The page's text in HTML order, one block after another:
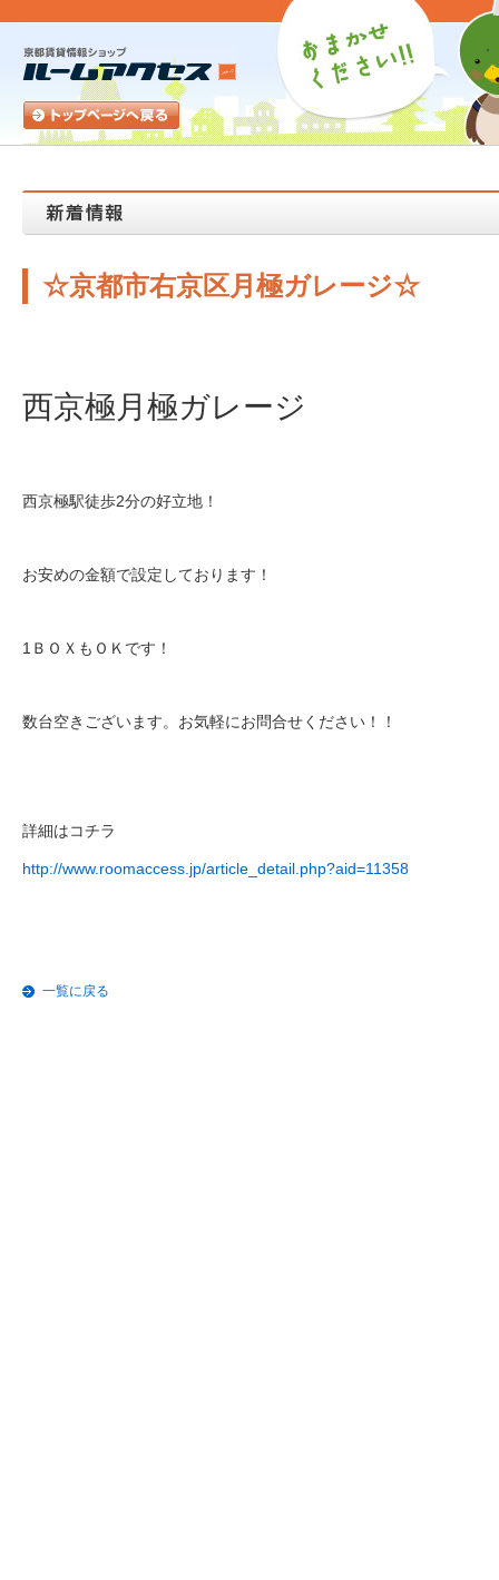
☆京都市右京区月極ガレージ☆
西京極月極ガレージ
西京極駅徒歩2分の好立地！
お安めの金額で設定しております！
1ＢＯＸもＯＫです！
数台空きございます。お気軽にお問合せください！！
詳細はコチラ
http://www.roomaccess.jp/article_detail.php?aid=11358
一覧に戻る